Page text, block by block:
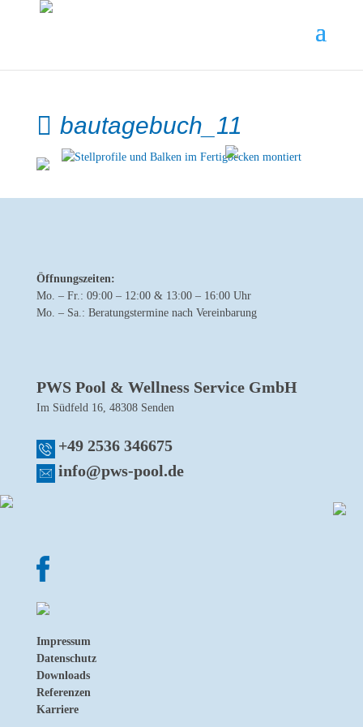
bautagebuch_11
Öffnungszeiten:
Mo. – Fr.: 09:00 – 12:00 & 13:00 – 16:00 Uhr
Mo. – Sa.: Beratungstermine nach Vereinbarung
PWS Pool & Wellness Service GmbH
Im Südfeld 16, 48308 Senden
+49 2536 346675
info@pws-pool.de
Impressum
Datenschutz
Downloads
Referenzen
Karriere